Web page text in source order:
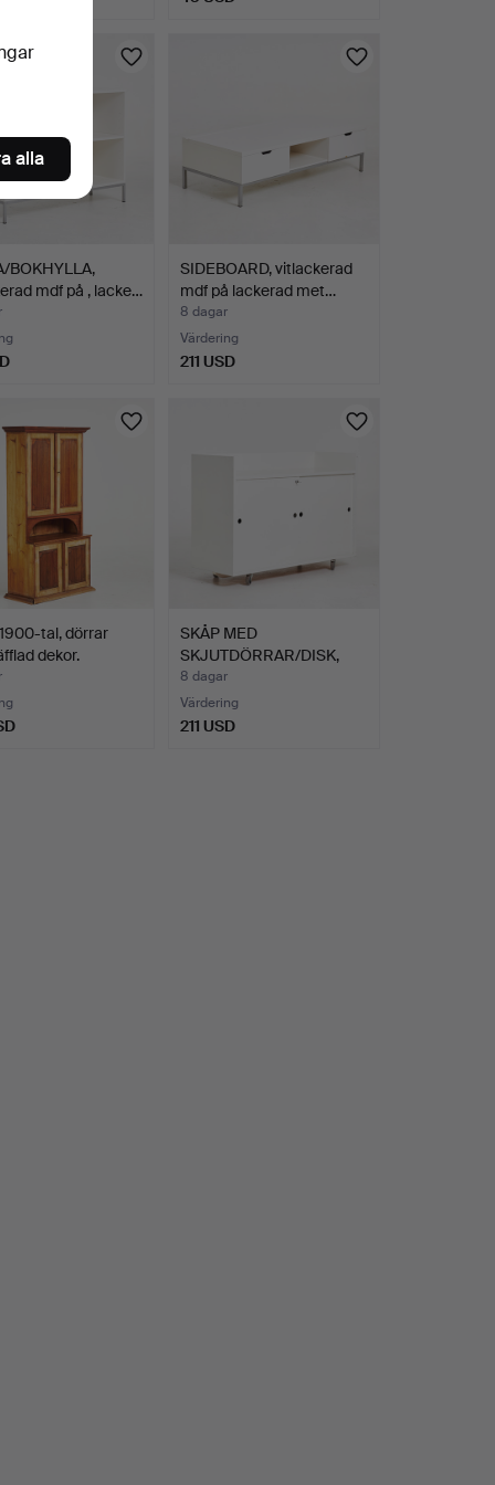
BOKHYLLA,
mdf på , lacke…
SIDEBOARD, vitlackerad
mdf på lackerad met…
8 dagar
Värdering
211 USD
tal, dörrar
dekor.
SKÅP MED
SKJUTDÖRRAR/DISK,
vitlackerad mdf…
8 dagar
Värdering
211 USD
alla